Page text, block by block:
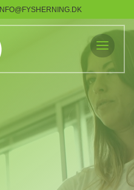
INFO@FYSHERNING.DK